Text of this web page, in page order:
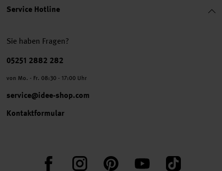
Service Hotline
Sie haben Fragen?
Telefonnummer
05251 2882 282
von Mo. - Fr. 08:30 - 17:00 Uhr
service@idee-shop.com
Kontaktformular
FacebookInstagram PinterestYouTube TikTok